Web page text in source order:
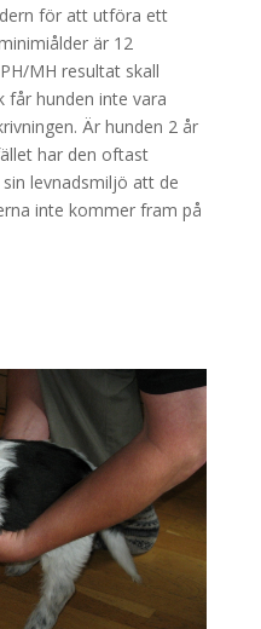
för att utföra ett
är 12
MH resultat skall
får hunden inte vara
Är hunden 2 år
har den oftast
levnadsmiljö att de
inte kommer fram på